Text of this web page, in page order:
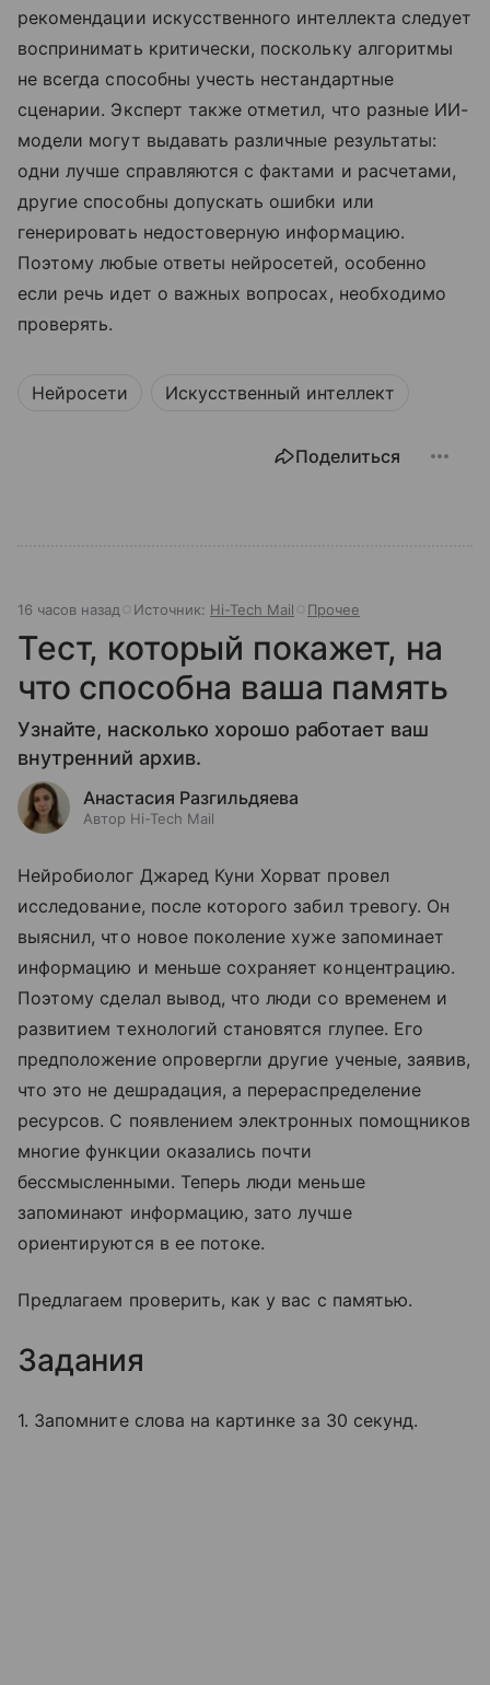
рекомендации искусственного интеллекта следует
воспринимать критически, поскольку алгоритмы
не всегда способны учесть нестандартные
сценарии. Эксперт также отметил, что разные ИИ-
модели могут выдавать различные результаты:
одни лучше справляются с фактами и расчетами,
другие способны допускать ошибки или
генерировать недостоверную информацию.
Поэтому любые ответы нейросетей, особенно
если речь идет о важных вопросах, необходимо
проверять.
Нейросети Искусственный интеллект
Поделиться
16 часов назад Источник: Hi-Tech Mail Прочее
Тест, который покажет, на
что способна ваша память
Узнайте, насколько хорошо работает ваш
внутренний архив.
Анастасия Разгильдяева
Автор Hi-Tech Mail
Нейробиолог Джаред Куни Хорват провел
исследование, после которого забил тревогу. Он
выяснил, что новое поколение хуже запоминает
информацию и меньше сохраняет концентрацию.
Поэтому сделал вывод, что люди со временем и
развитием технологий становятся глупее. Его
предположение опровергли другие ученые, заявив,
что это не дешрадация, а перераспределение
ресурсов. С появлением электронных помощников
многие функции оказались почти
бессмысленными. Теперь люди меньше
запоминают информацию, зато лучше
ориентируются в ее потоке.
Предлагаем проверить, как у вас с памятью.
Задания
1. Запомните слова на картинке за 30 секунд.